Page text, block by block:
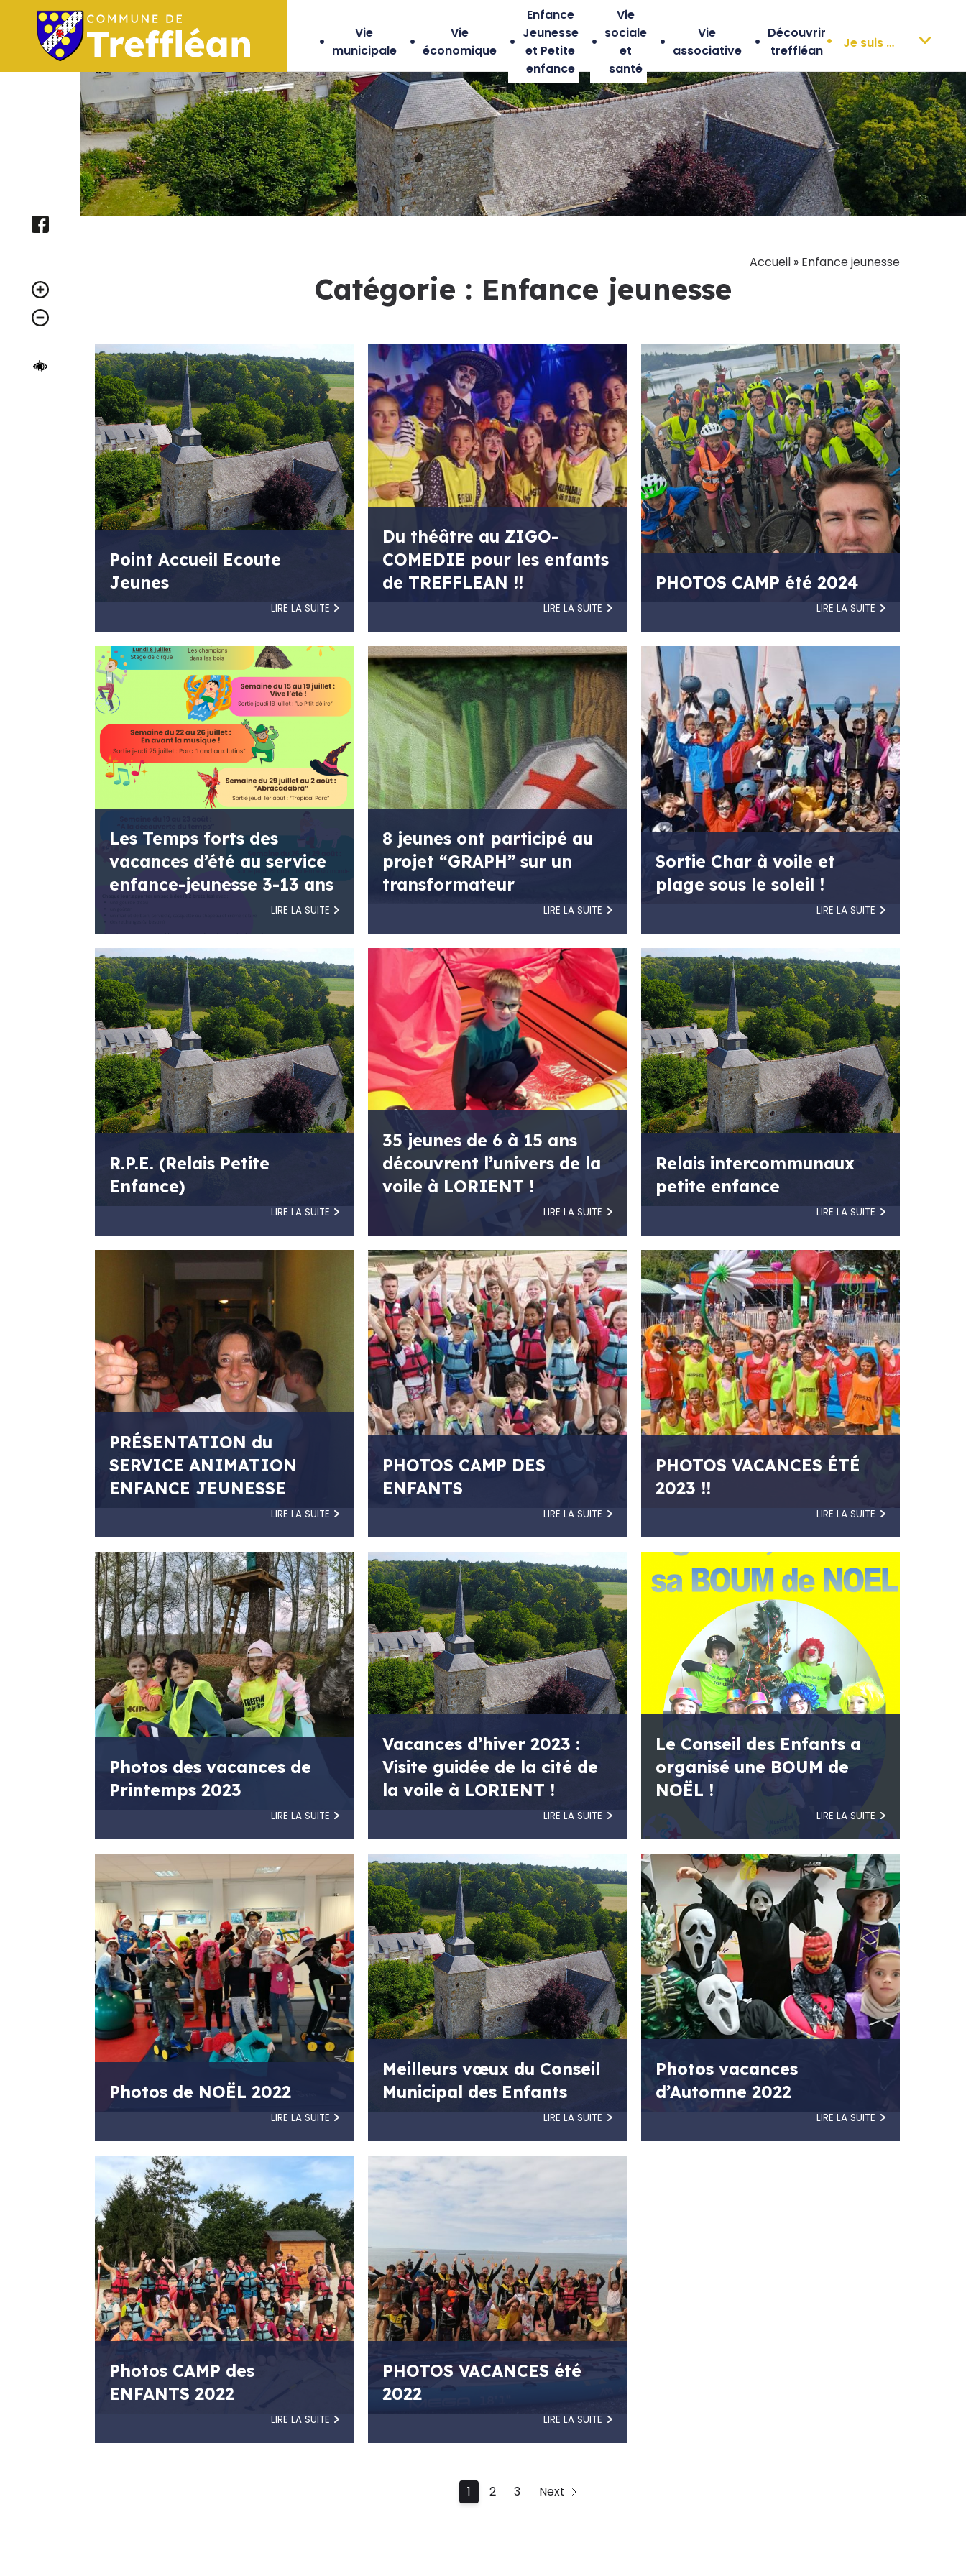
Aller au contenu
Vie
municipale
Vie
économique
Enfance
Jeunesse
et Petite
enfance
Vie
sociale
et
santé
Vie
associative
Découvrir
treffléan
Facebook
Confort +
Accueil» Enfance jeunesse
Catégorie : Enfance jeunesse
Point Accueil Ecoute
Jeunes
LIRE LA SUITE
Du théâtre au ZIGO-
COMEDIE pour les enfants
de TREFFLEAN !!
LIRE LA SUITE
PHOTOS CAMP été 2024
LIRE LA SUITE
Les Temps forts des
vacances d’été au service
enfance-jeunesse 3-13 ans
LIRE LA SUITE
8 jeunes ont participé au
projet “GRAPH” sur un
transformateur
LIRE LA SUITE
Sortie Char à voile et
plage sous le soleil !
LIRE LA SUITE
R.P.E. (Relais Petite
Enfance)
LIRE LA SUITE
35 jeunes de 6 à 15 ans
découvrent l’univers de la
voile à LORIENT !
LIRE LA SUITE
Relais intercommunaux
petite enfance
LIRE LA SUITE
PRÉSENTATION du
SERVICE ANIMATION
ENFANCE JEUNESSE
LIRE LA SUITE
PHOTOS CAMP DES
ENFANTS
LIRE LA SUITE
PHOTOS VACANCES ÉTÉ
2023 !!
LIRE LA SUITE
Photos des vacances de
Printemps 2023
LIRE LA SUITE
Vacances d’hiver 2023 :
Visite guidée de la cité de
la voile à LORIENT !
LIRE LA SUITE
Le Conseil des Enfants a
organisé une BOUM de
NOËL !
LIRE LA SUITE
Photos de NOËL 2022
LIRE LA SUITE
Meilleurs vœux du Conseil
Municipal des Enfants
LIRE LA SUITE
Photos vacances
d’Automne 2022
LIRE LA SUITE
Photos CAMP des
ENFANTS 2022
LIRE LA SUITE
PHOTOS VACANCES été
2022
LIRE LA SUITE
1 2 3 Next